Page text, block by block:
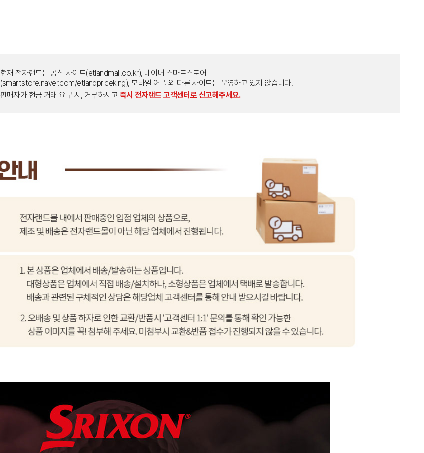
현재 전자랜드는 공식 사이트(etlandmall.co.kr), 네이버 스마트스토어
(smartstore.naver.com/etlandpriceking), 모바일 어플 외 다른 사이트는 운영하고 있지 않습니다.
판매자가 현금 거래 요구 시, 거부하시고 즉시 전자랜드 고객센터로 신고해주세요.